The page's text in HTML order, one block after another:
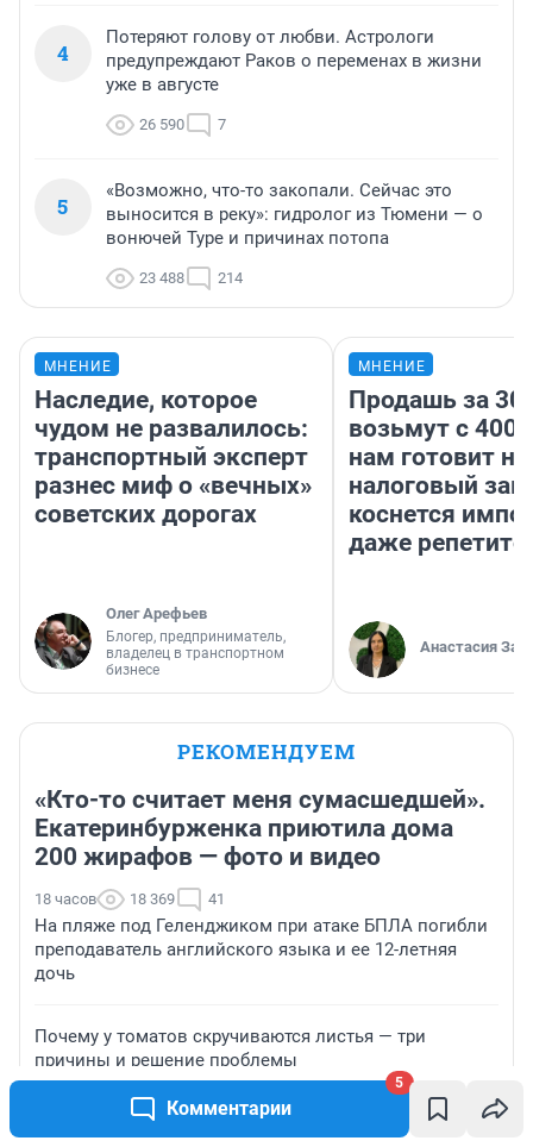
Комментарии
5
4
Потеряют голову от любви. Астрологи
предупреждают Раков о переменах в жизни
уже в августе
26 590 7
5
«Возможно, что-то закопали. Сейчас это
выносится в реку»: гидролог из Тюмени — о
вонючей Туре и причинах потопа
23 488 214
МНЕНИЕ
Наследие, которое
чудом не развалилось:
транспортный эксперт
разнес миф о «вечных»
советских дорогах
Олег Арефьев
Блогер, предприниматель,
владелец в транспортном
бизнесе
МНЕНИЕ
Продашь за
возьмут с
нам готовит
налоговый
коснется
даже
Анастасия
РЕКОМЕНДУЕМ
«Кто-то считает меня сумасшедшей».
Екатеринбурженка приютила дома
200 жирафов — фото и видео
18 часов 18 369 41
На пляже под Геленджиком при атаке БПЛА погибли
преподаватель английского языка и ее 12-летняя
дочь
Почему у томатов скручиваются листья — три
причины и решение проблемы
Лицевая гладь для чайников: гайд от набора петель